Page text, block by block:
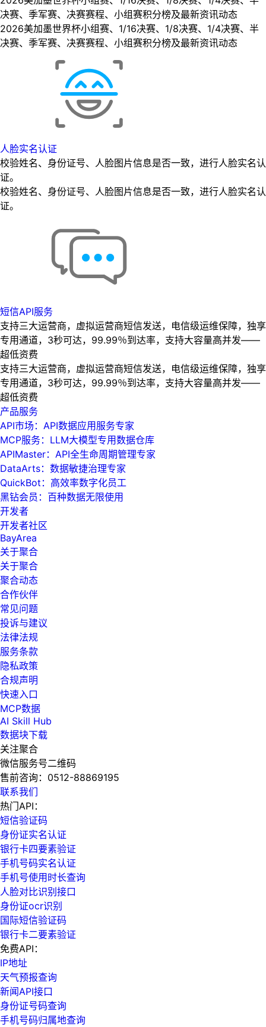
决赛、季军赛、决赛赛程、小组赛积分榜及最新资讯动态
2026美加墨世界杯小组赛、1/16决赛、1/8决赛、1/4决赛、半
决赛、季军赛、决赛赛程、小组赛积分榜及最新资讯动态
人脸实名认证
校验姓名、身份证号、人脸图片信息是否一致，进行人脸实名认
证。
校验姓名、身份证号、人脸图片信息是否一致，进行人脸实名认
证。
短信API服务
支持三大运营商，虚拟运营商短信发送，电信级运维保障，独享
专用通道，3秒可达，99.99％到达率，支持大容量高并发——
超低资费
支持三大运营商，虚拟运营商短信发送，电信级运维保障，独享
专用通道，3秒可达，99.99％到达率，支持大容量高并发——
超低资费
产品服务
API市场：API数据应用服务专家
MCP服务：LLM大模型专用数据仓库
APIMaster：API全生命周期管理专家
DataArts：数据敏捷治理专家
QuickBot：高效率数字化员工
黑钻会员：百种数据无限使用
开发者
开发者社区
BayArea
关于聚合
关于聚合
聚合动态
合作伙伴
常见问题
投诉与建议
法律法规
服务条款
隐私政策
合规声明
快速入口
MCP数据
AI Skill Hub
数据块下载
关注聚合
微信服务号二维码
售前咨询： 0512-88869195
联系我们
热门API：
短信验证码
身份证实名认证
银行卡四要素验证
手机号码实名认证
手机号使用时长查询
人脸对比识别接口
身份证ocr识别
国际短信验证码
银行卡二要素验证
免费API：
IP地址
天气预报查询
新闻API接口
身份证号码查询
手机号码归属地查询